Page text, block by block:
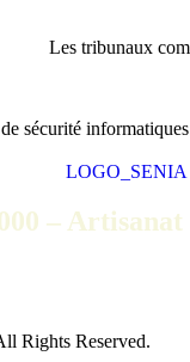
Les tribunaux
sécurité
– Artisanat
Rights Reserved.